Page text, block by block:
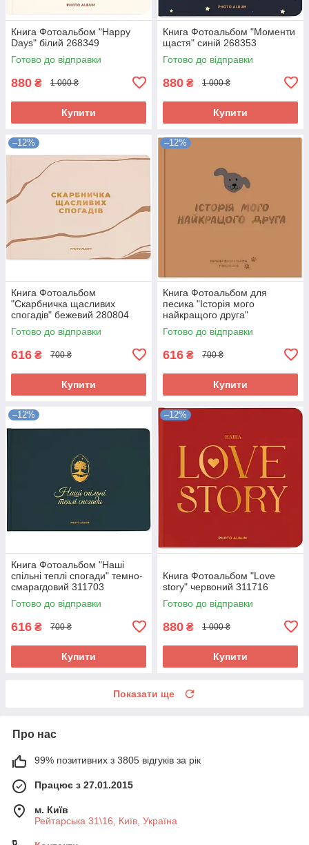
Книга Фотоальбом "Happy
Days" білий 268349
Готово до відправки
880 ₴ 1 000 ₴
Купити
Книга Фотоальбом "Моменти
щастя" синій 268353
Готово до відправки
880 ₴ 1 000 ₴
Купити
–12%
Книга Фотоальбом
"Скарбничка щасливих
спогадів" бежевий 280804
Готово до відправки
616 ₴ 700 ₴
Купити
–12%
Книга Фотоальбом для
песика "Історія мого
найкращого друга"
коричневий 297420
Готово до відправки
616 ₴ 700 ₴
Купити
–12%
Книга Фотоальбом "Наші
спільні теплі спогади" темно-
смарагдовий 311703
Готово до відправки
616 ₴ 700 ₴
Купити
–12%
Книга Фотоальбом "Love
story" червоний 311716
Готово до відправки
880 ₴ 1 000 ₴
Купити
Показати ще
Про нас
99% позитивних з 3805 відгуків за рік
Працює з 27.01.2015
м. Київ
Рейтарська 31\16, Київ, Україна